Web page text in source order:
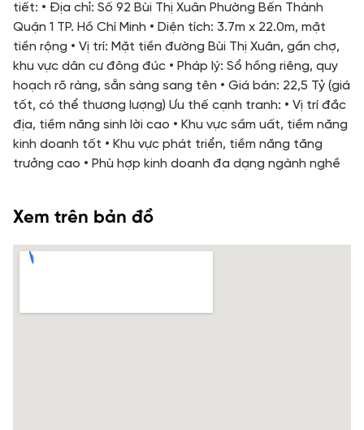
tiết: • Địa chỉ: Số 92 Bùi Thị Xuân Phường Bến Thành
Quận 1 TP. Hồ Chí Minh • Diện tích: 3.7m x 22.0m, mặt
tiền rộng • Vị trí: Mặt tiền đường Bùi Thị Xuân, gần chợ,
khu vực dân cư đông đúc • Pháp lý: Sổ hồng riêng, quy
hoạch rõ ràng, sẵn sàng sang tên • Giá bán: 22,5 Tỷ (giá
tốt, có thể thương lượng) Ưu thế cạnh tranh: • Vị trí đắc
địa, tiềm năng sinh lời cao • Khu vực sầm uất, tiềm năng
kinh doanh tốt • Khu vực phát triển, tiềm năng tăng
trưởng cao • Phù hợp kinh doanh đa dạng ngành nghề
Xem trên bản đồ